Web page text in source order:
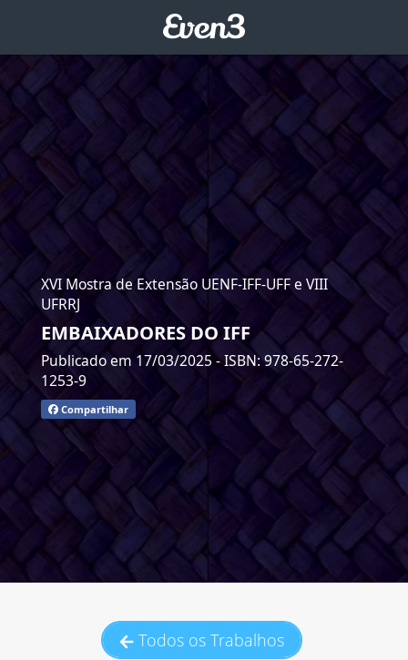
XVI Mostra de Extensão UENF-IFF-UFF e VIII
UFRRJ
EMBAIXADORES DO IFF
Publicado em 17/03/2025 - ISBN: 978-65-272-
1253-9
Compartilhar
Todos os Trabalhos